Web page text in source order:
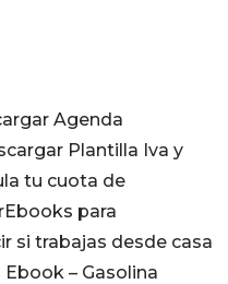
Agenda
Plantilla Iva y
tu cuota de
para
si trabajas desde casa
– Gasolina